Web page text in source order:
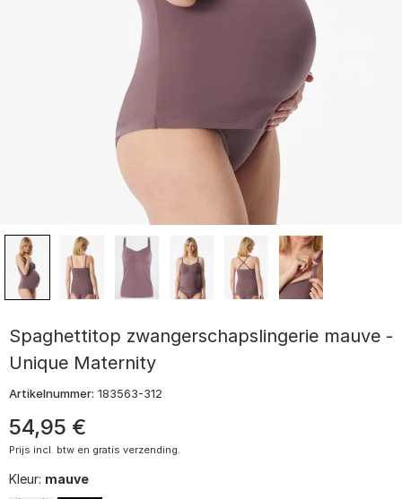
Spaghettitop zwangerschapslingerie mauve -
Unique Maternity
Artikelnummer: 183563-312
54,95 €
Prijs incl. btw en gratis verzending.
Kleur: mauve